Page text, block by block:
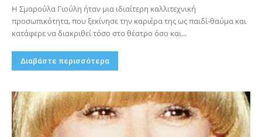
Η Σμαρούλα Γιούλη ήταν μια ιδιαίτερη καλλιτεχνική
προσωπικότητα, που ξεκίνησε την καριέρα της ως παιδί-θαύμα και
κατάφερε να διακριθεί τόσο στο θέατρο όσο και...
Διαβάστε περισσότερα